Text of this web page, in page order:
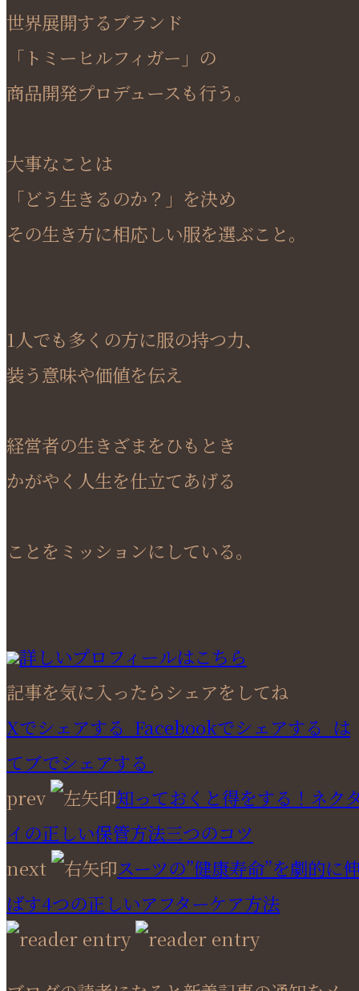
世界展開するブランド
「トミーヒルフィガー」の
商品開発プロデュースも行う。
大事なことは
「どう生きるのか？」を決め
その生き方に相応しい服を選ぶこと。
1人でも多くの方に服の持つ力、
装う意味や価値を伝え
経営者の生きざまをひもとき
かがやく人生を仕立てあげる
ことをミッションにしている。
詳しいプロフィールはこちら
記事を気に入ったらシェアをしてね
Xでシェアする Facebookでシェアする は
てブでシェアする
prev
知っておくと得をする！ネク
イの正しい保管方法三つのコツ
next
スーツの”健康寿命”を劇的に
ばす4つの正しいアフターケア方法